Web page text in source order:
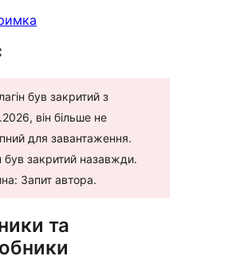
був закритий з
він більше не
для завантаження.
був закритий назавжди.
Запит автора.
та